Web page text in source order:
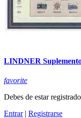
LINDNER
favorite
Debes de estar registrado
Entrar| Registrarse